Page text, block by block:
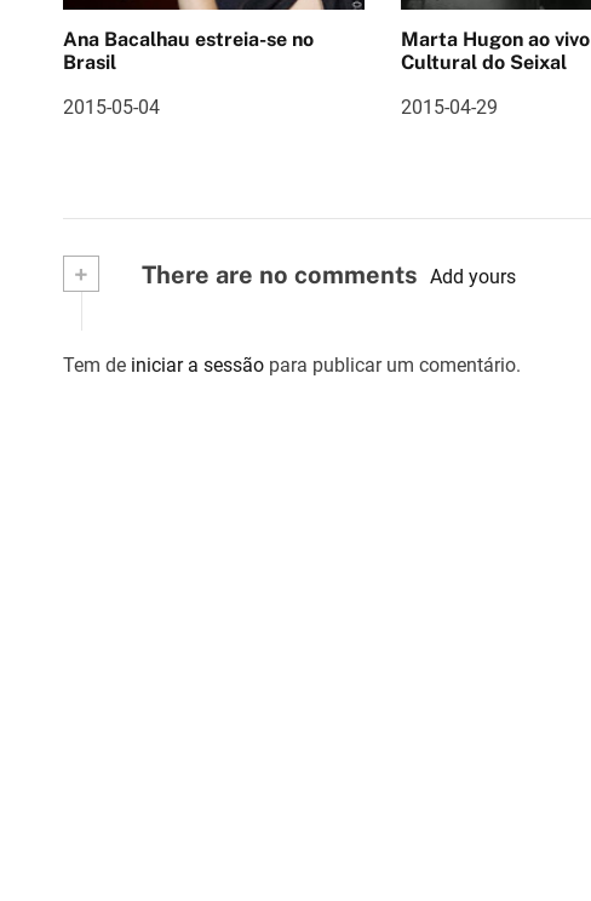
ã
o
d
r
t
Ana Bacalhau estreia-se no
Brasil
2015-05-04
Marta Hugon ao vivo no Fórum
Cultural do Seixal
2015-04-29
+ There are no comments Add yours
Tem de iniciar a sessão para publicar um comentário.